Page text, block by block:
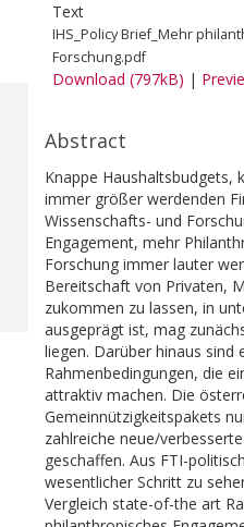
Text
IHS_Policy Brief_Mehr
Forschung.pdf
Download (797kB) |
Abstract
Knappe Haushaltsbudgets,
immer größer werdenden
Wissenschafts- und
Engagement, mehr
Forschung immer lauter
Bereitschaft von Privaten,
zukommen zu lassen, in
ausgeprägt ist, mag
liegen. Darüber hinaus sind
Rahmenbedingungen, die
attraktiv machen. Die
Gemeinnützigkeitspakets
zahlreiche neue/
geschaffen. Aus FTI-
wesentlicher Schritt zu
Vergleich state-of-the art